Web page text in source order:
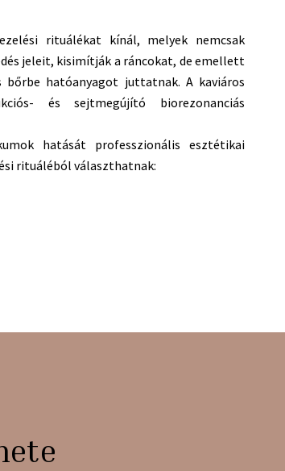
rituálékat kínál, melyek nemcsak
jeleit, kisimítják a ráncokat, de emellett
hatóanyagot juttatnak. A kaviáros
és sejtmegújító biorezonanciás
hatását professzionális esztétikai
rituáléból választhatnak: